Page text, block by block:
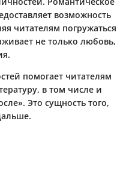
возможность
читателям погружаться
не только любовь,
помогает читателям
в том числе и
Это сущность того,